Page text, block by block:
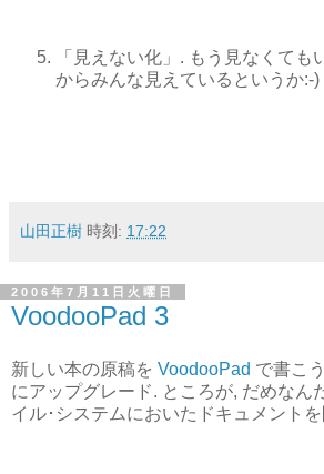
「見えない化」. もう見なくても
からみんな見えているというか:-
山田正樹 時刻: 17:22
2006年7月11日火曜日
VoodooPad 3
新しい本の原稿を VoodooPad で書こ
にアップグレード. ところが, だめなん
イル･システムにおいたドキュメント